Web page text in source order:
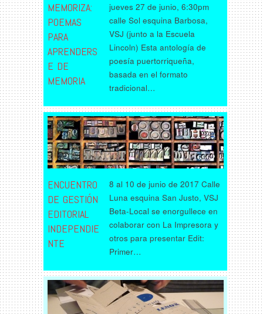
MEMORIZA:
POEMAS
PARA
APRENDERS
E DE
MEMORIA
jueves 27 de junio, 6:30pm
calle Sol esquina Barbosa,
VSJ (junto a la Escuela
Lincoln) Esta antología de
poesía puertorriqueña,
basada en el formato
tradicional…
ENCUENTRO
DE GESTIÓN
EDITORIAL
INDEPENDIE
NTE
8 al 10 de junio de 2017 Calle
Luna esquina San Justo, VSJ
Beta-Local se enorgullece en
colaborar con La Impresora y
otros para presentar Edit:
Primer…